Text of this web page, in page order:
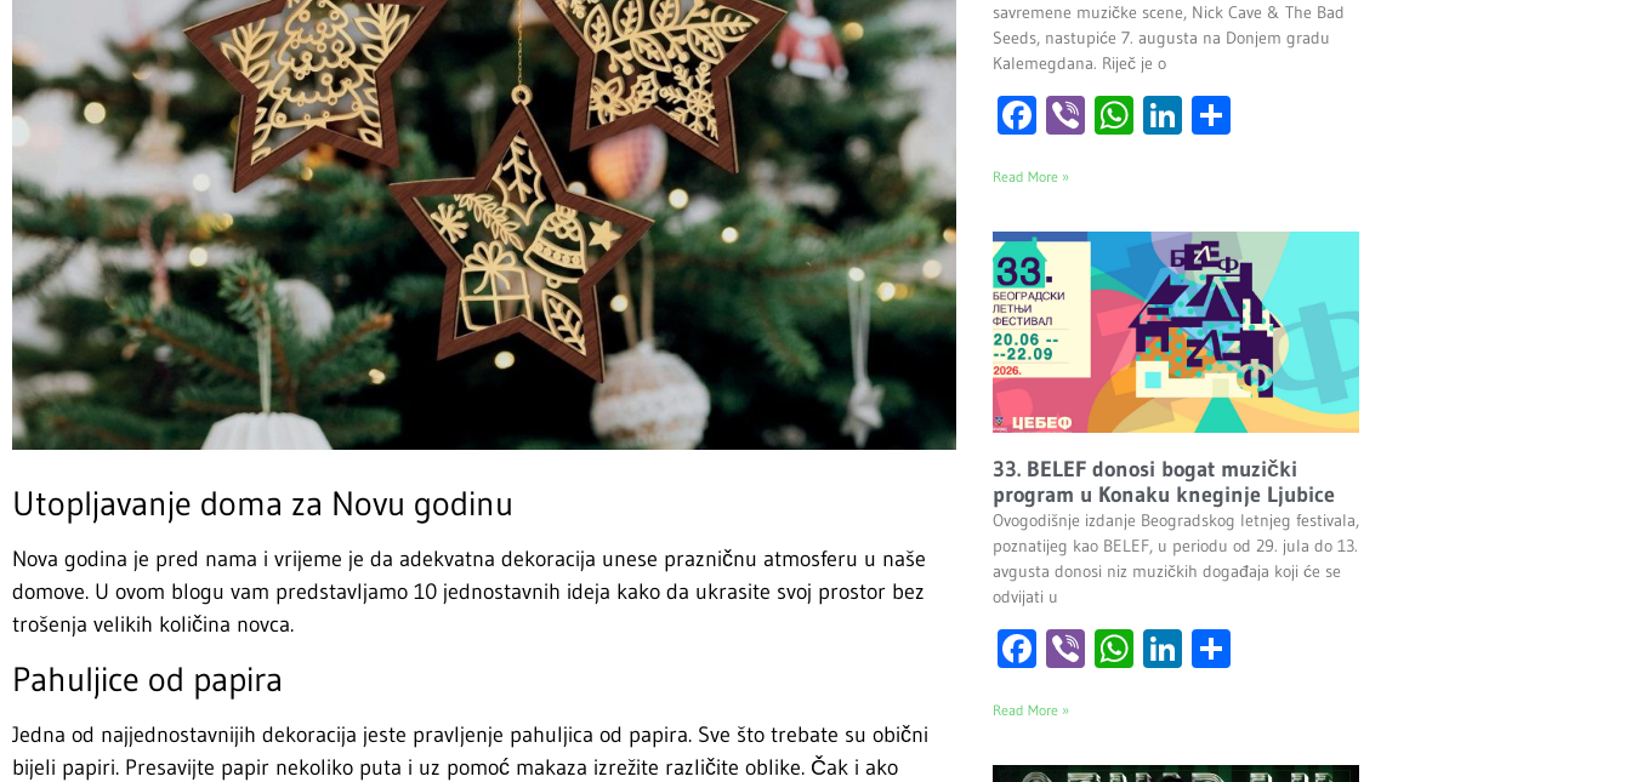
Utopljavanje doma za Novu godinu
Nova godina je pred nama i vrijeme je da adekvatna dekoracija unese prazničnu atmosferu u naše
domove. U ovom blogu vam predstavljamo 10 jednostavnih ideja kako da ukrasite svoj prostor bez
trošenja velikih količina novca.
Pahuljice od papira
Jedna od najjednostavnijih dekoracija jeste pravljenje pahuljica od papira. Sve što trebate su obični
bijeli papiri. Presavijte papir nekoliko puta i uz pomoć makaza izrežite različite oblike. Čak i ako
savremene muzičke scene, Nick Cave & The Bad
Seeds, nastupiće 7. augusta na Donjem gradu
Kalemegdana. Riječ je o
Facebook
ViberWhatsApp
LinkedIn
Read More »
33. BELEF donosi bogat muzički
program u Konaku kneginje Ljubice
Ovogodišnje izdanje Beogradskog letnjeg festivala,
poznatijeg kao BELEF, u periodu od 29. jula do 13.
avgusta donosi niz muzičkih događaja koji će se
odvijati u
Facebook
ViberWhatsApp
LinkedIn
Read More »